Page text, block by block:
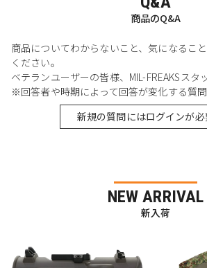
商品のQ&A
商品についてわからないこと、気になるこ
ください。
ベテランユーザーの皆様、MIL-FREAKSスタ
※回答者や時期によって回答が変化する質問
新規の質問にはログインが必
NEW ARRIVAL
新入荷